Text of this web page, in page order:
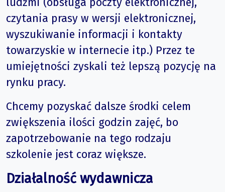
czytania prasy w wersji elektronicznej,
wyszukiwanie informacji i kontakty
towarzyskie w internecie itp.) Przez te
umiejętności zyskali też lepszą pozycję na
rynku pracy.
Chcemy pozyskać dalsze środki celem
zwiększenia ilości godzin zajęć, bo
zapotrzebowanie na tego rodzaju
szkolenie jest coraz większe.
Działalność wydawnicza